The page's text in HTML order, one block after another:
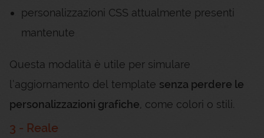
personalizzazioni CSS attualmente presenti
mantenute
Questa modalità è utile per simulare
l’aggiornamento del template senza perdere le
personalizzazioni grafiche, come colori o stili.
3 - Reale